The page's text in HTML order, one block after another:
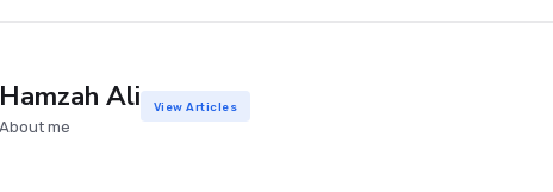
Hamzah Ali
About me
View Articles